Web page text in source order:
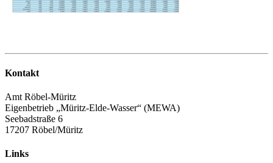
Kontakt
Amt Röbel-Müritz
Eigenbetrieb „Müritz-Elde-Wasser“ (MEWA)
Seebadstraße 6
17207 Röbel/Müritz
Links